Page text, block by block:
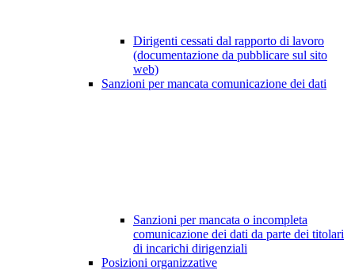
Dirigenti cessati dal rapporto di lavoro
(documentazione da pubblicare sul sito
web)
Sanzioni per mancata comunicazione dei dati
Sanzioni per mancata o incompleta
comunicazione dei dati da parte dei titolari
di incarichi dirigenziali
Posizioni organizzative